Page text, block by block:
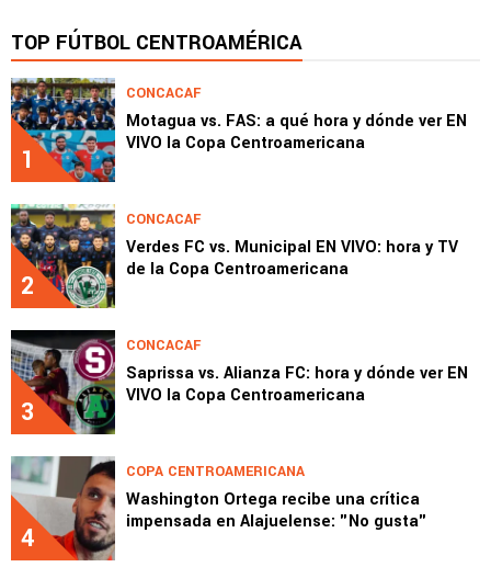
TOP FÚTBOL CENTROAMÉRICA
1
CONCACAF
Motagua vs. FAS: a qué hora y dónde ver EN
VIVO la Copa Centroamericana
2
CONCACAF
Verdes FC vs. Municipal EN VIVO: hora y TV
de la Copa Centroamericana
3
CONCACAF
Saprissa vs. Alianza FC: hora y dónde ver EN
VIVO la Copa Centroamericana
4
COPA CENTROAMERICANA
Washington Ortega recibe una crítica
impensada en Alajuelense: "No gusta"